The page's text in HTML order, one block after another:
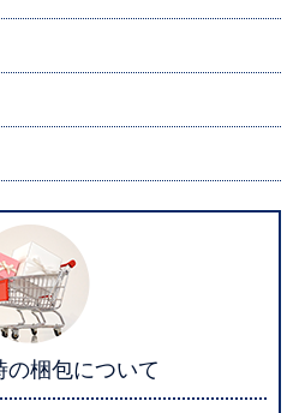
の梱包について